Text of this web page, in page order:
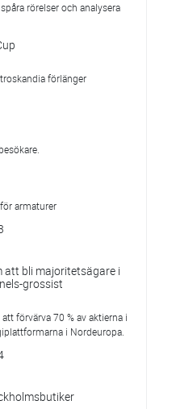
rörelser och analysera
förlänger
armaturer
att bli majoritetsägare i
grossist
förvärva 70 % av aktierna i
i Nordeuropa.